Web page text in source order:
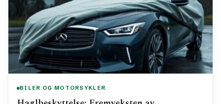
BILER OG MOTORSYKLER